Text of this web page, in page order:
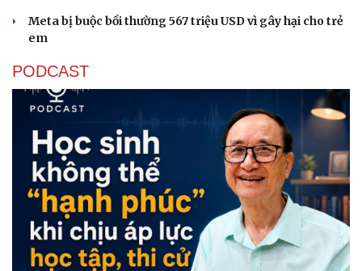
Sức khỏe
Dinh dưỡng - món ngon
Cây thuốc
Sản phụ khoa
Nhi khoa
Nam khoa
Làm đẹp - giảm cân
Đời sống
Nhà đẹp
Blog
Tình yêu - Gia đình
Meta bị buộc bồi thường 567 triệu USD vì gây hại cho trẻ
em
PODCAST